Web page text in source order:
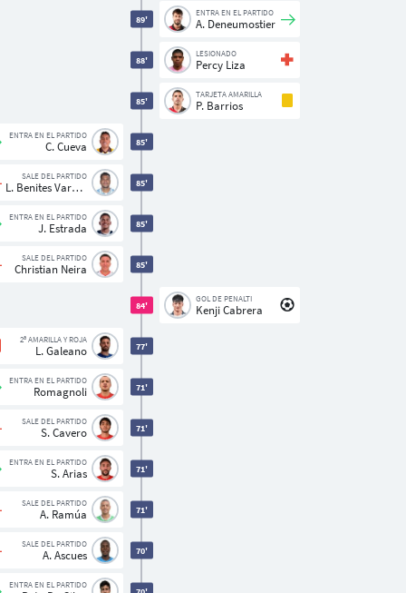
ENTRA EN EL PARTIDO
70'
SALE DEL PARTIDO
A. Ascues
71'
SALE DEL PARTIDO
A. Ramúa
71'
ENTRA EN EL PARTIDO
S. Arias
71'
SALE DEL PARTIDO
S. Cavero
71'
ENTRA EN EL PARTIDO
Romagnoli
77'
2ª AMARILLA Y ROJA
L. Galeano
84'
GOL DE PENALTI
Kenji Cabrera
85'
SALE DEL PARTIDO
Christian Neira
85'
ENTRA EN EL PARTIDO
J. Estrada
85'
SALE DEL PARTIDO
L. Benites Vargas
85'
ENTRA EN EL PARTIDO
C. Cueva
85'
TARJETA AMARILLA
P. Barrios
88'
LESIONADO
Percy Liza
89'
ENTRA EN EL PARTIDO
A. Deneumostier